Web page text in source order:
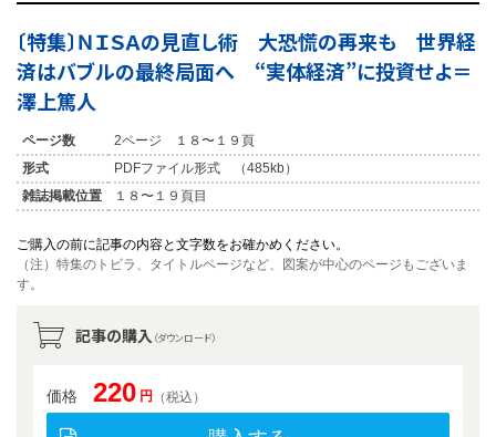
〔特集〕ＮＩＳＡの見直し術 大恐慌の再来も 世界経
済はバブルの最終局面へ “実体経済”に投資せよ＝
澤上篤人
ページ数
2ページ １８〜１９頁
形式
PDFファイル形式 （485kb）
雑誌掲載位置
１８〜１９頁目
ご購入の前に記事の内容と文字数をお確かめください。
（注）特集のトビラ、タイトルページなど、図案が中心のページもございま
す。
記事の購入 （ダウンロード）
価格 220 円 （税込）